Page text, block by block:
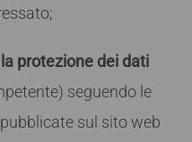
protezione dei dati
seguendo le
sul sito web